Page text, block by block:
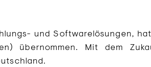
und Softwarelösungen,
übernommen. Mit dem